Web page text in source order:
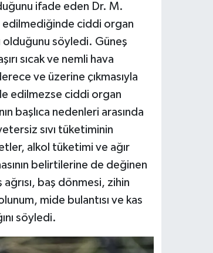
ifade eden Dr. M.
edilmediğinde ciddi organ
olduğunu söyledi. Güneş
sıcak ve nemli hava
ve üzerine çıkmasıyla
edilmezse ciddi organ
başlıca nedenleri arasında
sıvı tüketiminin
alkol tüketimi ve ağır
belirtilerine de değinen
baş dönmesi, zihin
mide bulantısı ve kas
söyledi.